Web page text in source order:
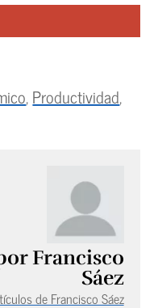
,Productividad,
Francisco
Sáez
de Francisco Sáez